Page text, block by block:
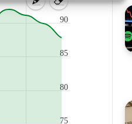
75
80
85
90